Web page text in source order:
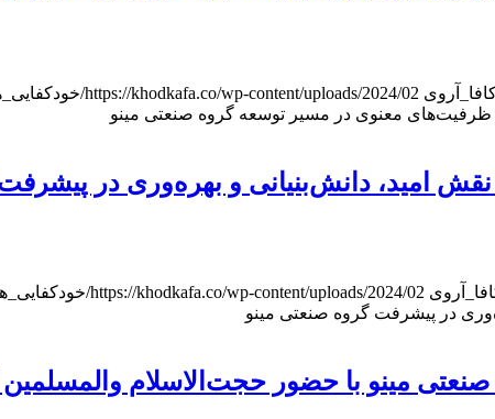
https://khodkafa.co/wp-content/uploads/2024/02/خودکفایی_هدر.jpg
ظرفیت‌های معنوی در مسیر توسعه گروه صنعتی مینو
نقش امید، دانش‌بنیانی و بهره‌وری در
https://khodkafa.co/wp-content/uploads/2024/02/خودکفایی_هدر.jpg
در پیشرفت گروه صنعتی مینو
مینو با حضور حجت‌الاسلام